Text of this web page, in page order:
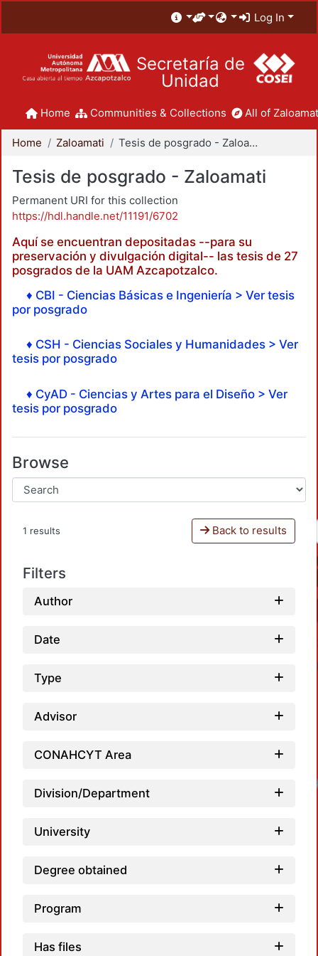
Log In
Secretaría de
Unidad
Home Communities & Collections All of
Home Zaloamati Tesis de posgrado - Zaloamati
Tesis de posgrado - Zaloamati
Permanent URI for this collection
https://hdl.handle.net/11191/6702
Aquí se encuentran depositadas --para su
preservación y divulgación digital-- las tesis de 27
posgrados de la UAM Azcapotzalco.
♦ CBI - Ciencias Básicas e Ingeniería > Ver tesis
por posgrado
♦ CSH - Ciencias Sociales y Humanidades > Ver
tesis por posgrado
♦ CyAD - Ciencias y Artes para el Diseño > Ver
tesis por posgrado
Browse
1 results Back to results
Filters
Author
Date
Type
Advisor
CONAHCYT Area
Division/Department
University
Degree obtained
Program
Has files